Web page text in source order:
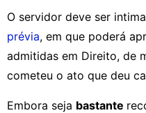
O servidor deve ser
prévia, em que poderá
admitidas em Direito, de
cometeu o ato que deu
Embora seja bastante